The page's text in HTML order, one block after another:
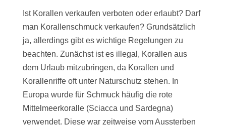
Ist Korallen verkaufen verboten oder erlaubt? Darf
man Korallenschmuck verkaufen? Grundsätzlich
ja, allerdings gibt es wichtige Regelungen zu
beachten. Zunächst ist es illegal, Korallen aus
dem Urlaub mitzubringen, da Korallen und
Korallenriffe oft unter Naturschutz stehen. In
Europa wurde für Schmuck häufig die rote
Mittelmeerkoralle (Sciacca und Sardegna)
verwendet. Diese war zeitweise vom Aussterben